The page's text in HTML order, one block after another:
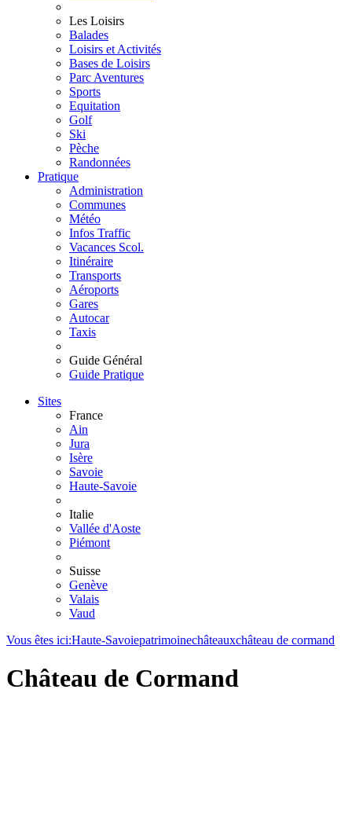
Les Loisirs
Balades
Loisirs et Activités
Bases de Loisirs
Parc Aventures
Sports
Equitation
Golf
Ski
Pèche
Randonnées
Pratique
Administration
Communes
Météo
Infos Traffic
Vacances Scol.
Itinéraire
Transports
Aéroports
Gares
Autocar
Taxis
Guide Général
Guide Pratique
Sites
France
Ain
Jura
Isère
Savoie
Haute-Savoie
Italie
Vallée d'Aoste
Piémont
Suisse
Genève
Valais
Vaud
Vous êtes ici:Haute-Savoiepatrimoinechâteauxchâteau de cormand
Château de Cormand